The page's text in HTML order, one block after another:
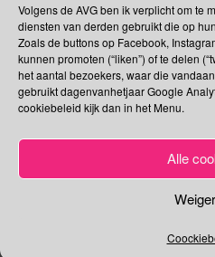
Volgens de AVG ben ik verplicht om te
diensten van derden gebruikt die op
Zoals de buttons op Facebook,
kunnen promoten (“liken”) of te delen
het aantal bezoekers, waar die
gebruikt dagenvanhetjaar Google
cookiebeleid kijk dan in het Menu.
Alle
Social Media
Je kunt me volgen op